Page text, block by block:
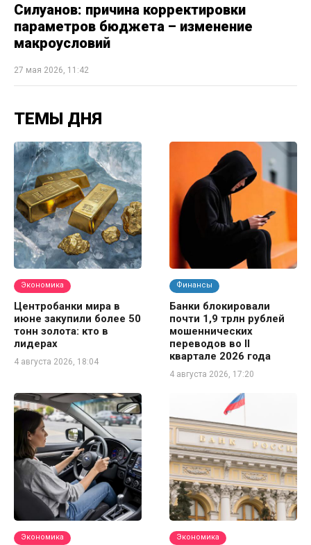
Силуанов: причина корректировки
параметров бюджета – изменение
макроусловий
27 мая 2026, 11:42
ТЕМЫ ДНЯ
Экономика
Центробанки мира в
июне закупили более 50
тонн золота: кто в
лидерах
4 августа 2026, 18:04
Финансы
Банки блокировали
почти 1,9 трлн рублей
мошеннических
переводов во II
квартале 2026 года
4 августа 2026, 17:20
Экономика Экономика